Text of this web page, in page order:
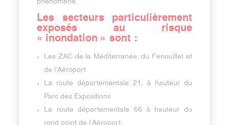
Les secteurs particulièrement
exposés au risque
« inondation » sont :
Les ZAC de la Méditerranée, du Fenouillet et
de l’Aéroport
La route départementale 21, à hauteur du
Parc des Expositions
La route départementale 66 à hauteur du
rond point de l’Aéroport